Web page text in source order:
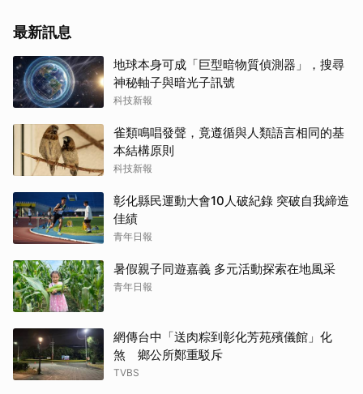
最新訊息
地球本身可成「巨型暗物質偵測器」，搜尋
神秘軸子與暗光子訊號
科技新報
雀類鳴唱發聲，竟遵循與人類語言相同的基
本結構原則
科技新報
彰化縣民運動大會10人破紀錄 突破自我締造
佳績
青年日報
暑假親子同遊嘉義 多元活動探索在地風采
青年日報
網傳台中「送肉粽到彰化芳苑殯儀館」化
煞 鄉公所鄭重駁斥
TVBS